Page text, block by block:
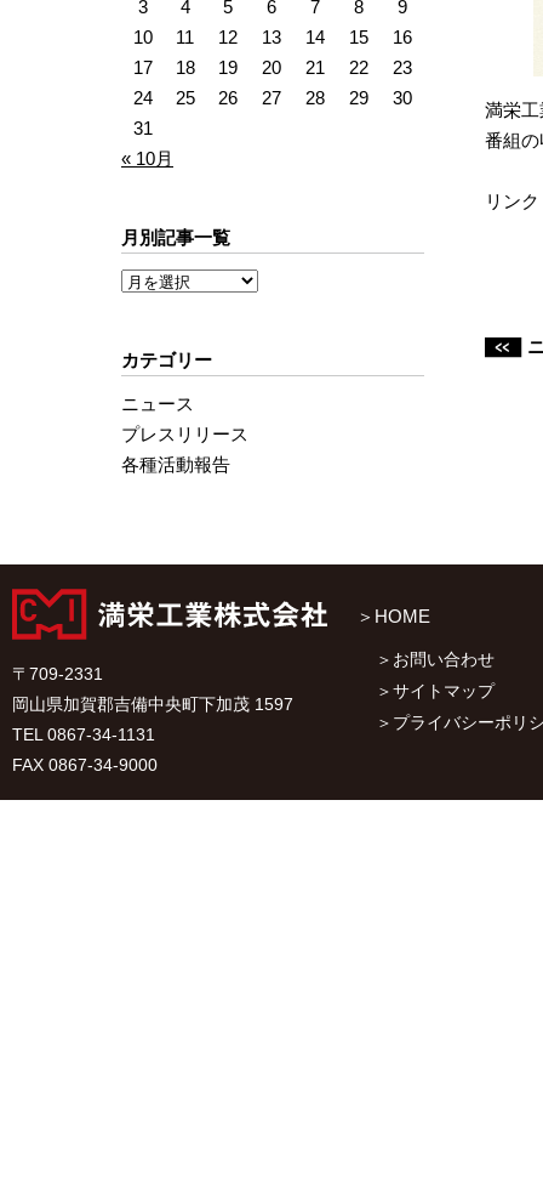
3
4 5 6 7 8
9
10
11 12 13 14 15
16
17
18 19 20 21 22
23
24
25 26 27 28 29
30
31
« 10月
月別記事一覧
カテゴリー
ニュース
プレスリリース
各種活動報告
満栄
番組
リン
〒709-2331
岡山県加賀郡吉備中央町下加茂 1597
TEL 0867-34-1131
FAX 0867-34-9000
HOME
お問い合わせ
サイトマップ
プライバシーポリ